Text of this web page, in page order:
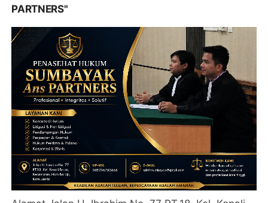
PARTNERS"